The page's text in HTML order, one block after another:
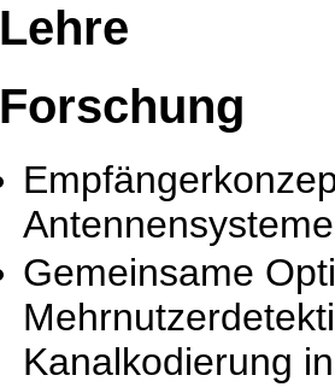
Lehre
Forschung
Antennensysteme
Gemeinsame
Kanalkodierung